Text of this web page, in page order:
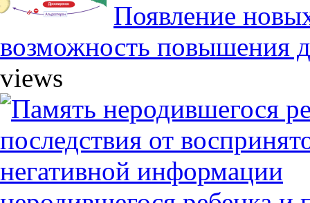
Появление
возможность повышения
views